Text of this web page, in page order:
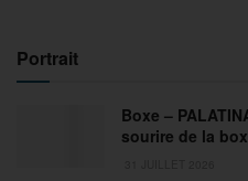
Portrait
Boxe –
sourire de la